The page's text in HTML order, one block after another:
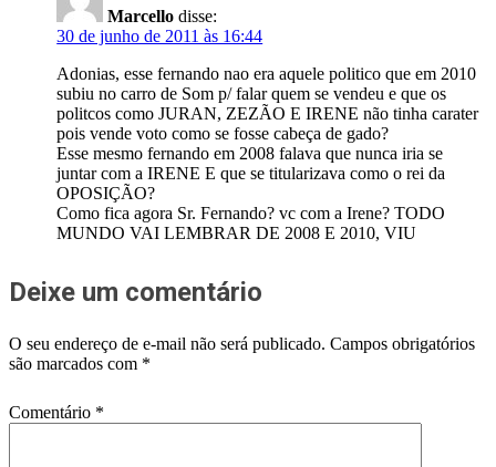
Marcello disse:
30 de junho de 2011 às 16:44
Adonias, esse fernando nao era aquele politico que em 2010
subiu no carro de Som p/ falar quem se vendeu e que os
politcos como JURAN, ZEZÃO E IRENE não tinha carater
pois vende voto como se fosse cabeça de gado?
Esse mesmo fernando em 2008 falava que nunca iria se
juntar com a IRENE E que se titularizava como o rei da
OPOSIÇÃO?
Como fica agora Sr. Fernando? vc com a Irene? TODO
MUNDO VAI LEMBRAR DE 2008 E 2010, VIU
Deixe um comentário
O seu endereço de e-mail não será publicado. Campos obrigatórios
são marcados com *
Comentário *